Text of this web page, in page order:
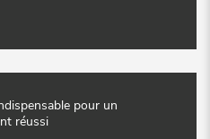
pour un
réussi